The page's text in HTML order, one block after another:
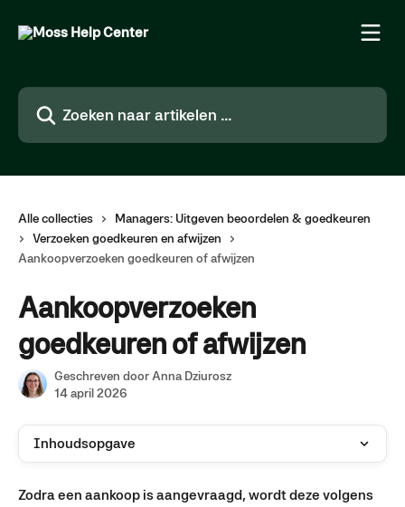
Zoeken naar artikelen ...
Alle collecties
Managers: Uitgeven beoordelen & goedkeuren
Verzoeken goedkeuren en afwijzen
Aankoopverzoeken goedkeuren of afwijzen
Aankoopverzoeken
goedkeuren of afwijzen
Geschreven door Anna Dziurosz
14 april 2026
Inhoudsopgave
Zodra een aankoop is aangevraagd, wordt deze volgens